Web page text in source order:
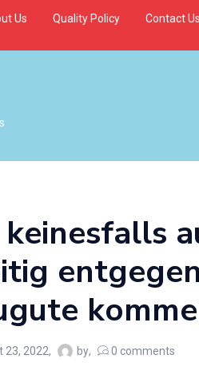
Us Quality Policy Contact Us
23, 2022 by 0 comments